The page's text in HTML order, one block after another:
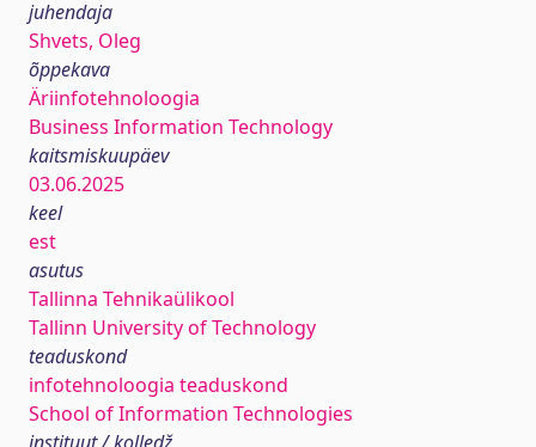
juhendaja
Shvets, Oleg
õppekava
Äriinfotehnoloogia
Business Information Technology
kaitsmiskuupäev
03.06.2025
keel
est
asutus
Tallinna Tehnikaülikool
Tallinn University of Technology
teaduskond
infotehnoloogia teaduskond
School of Information Technologies